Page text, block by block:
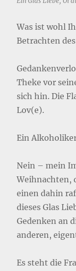
Was ist wohl
Betrachten
Theke vor
sich hin. Die
Lov(e).
Ein
Nein – mein
Weihnachten,
einen dahin
dieses Glas
Gedenken an
anderen,
Es steht die